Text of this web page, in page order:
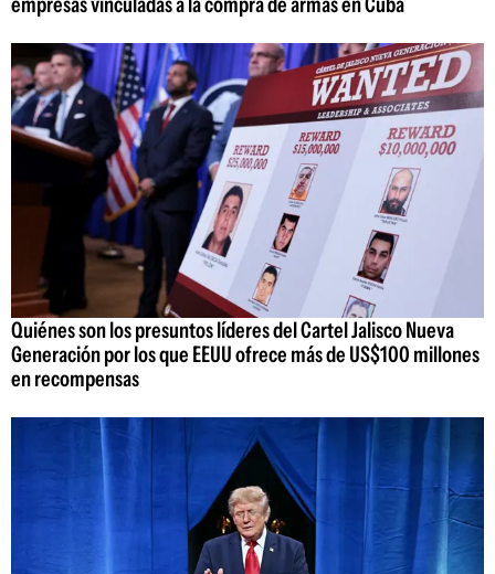
Quiénes son los presuntos líderes del Cartel Jalisco Nueva
Generación por los que EEUU ofrece más de US$100 millones
en recompensas